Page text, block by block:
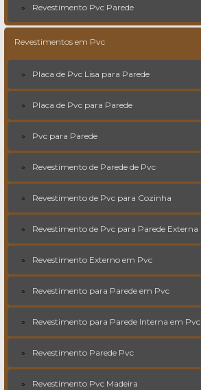
Revestimento Pvc Parede
Revestimentos em Pvc
Placa de Pvc Lisa para Parede
Placa de Pvc para Parede
Pvc para Parede
Revestimento de Parede de Pvc
Revestimento de Pvc para Cozinha
Revestimento de Pvc para Parede Externa
Revestimento Externo em Pvc
Revestimento para Parede em Pvc
Revestimento para Parede Interna em Pvc
Revestimento Parede Pvc
Revestimento Pvc Madeira